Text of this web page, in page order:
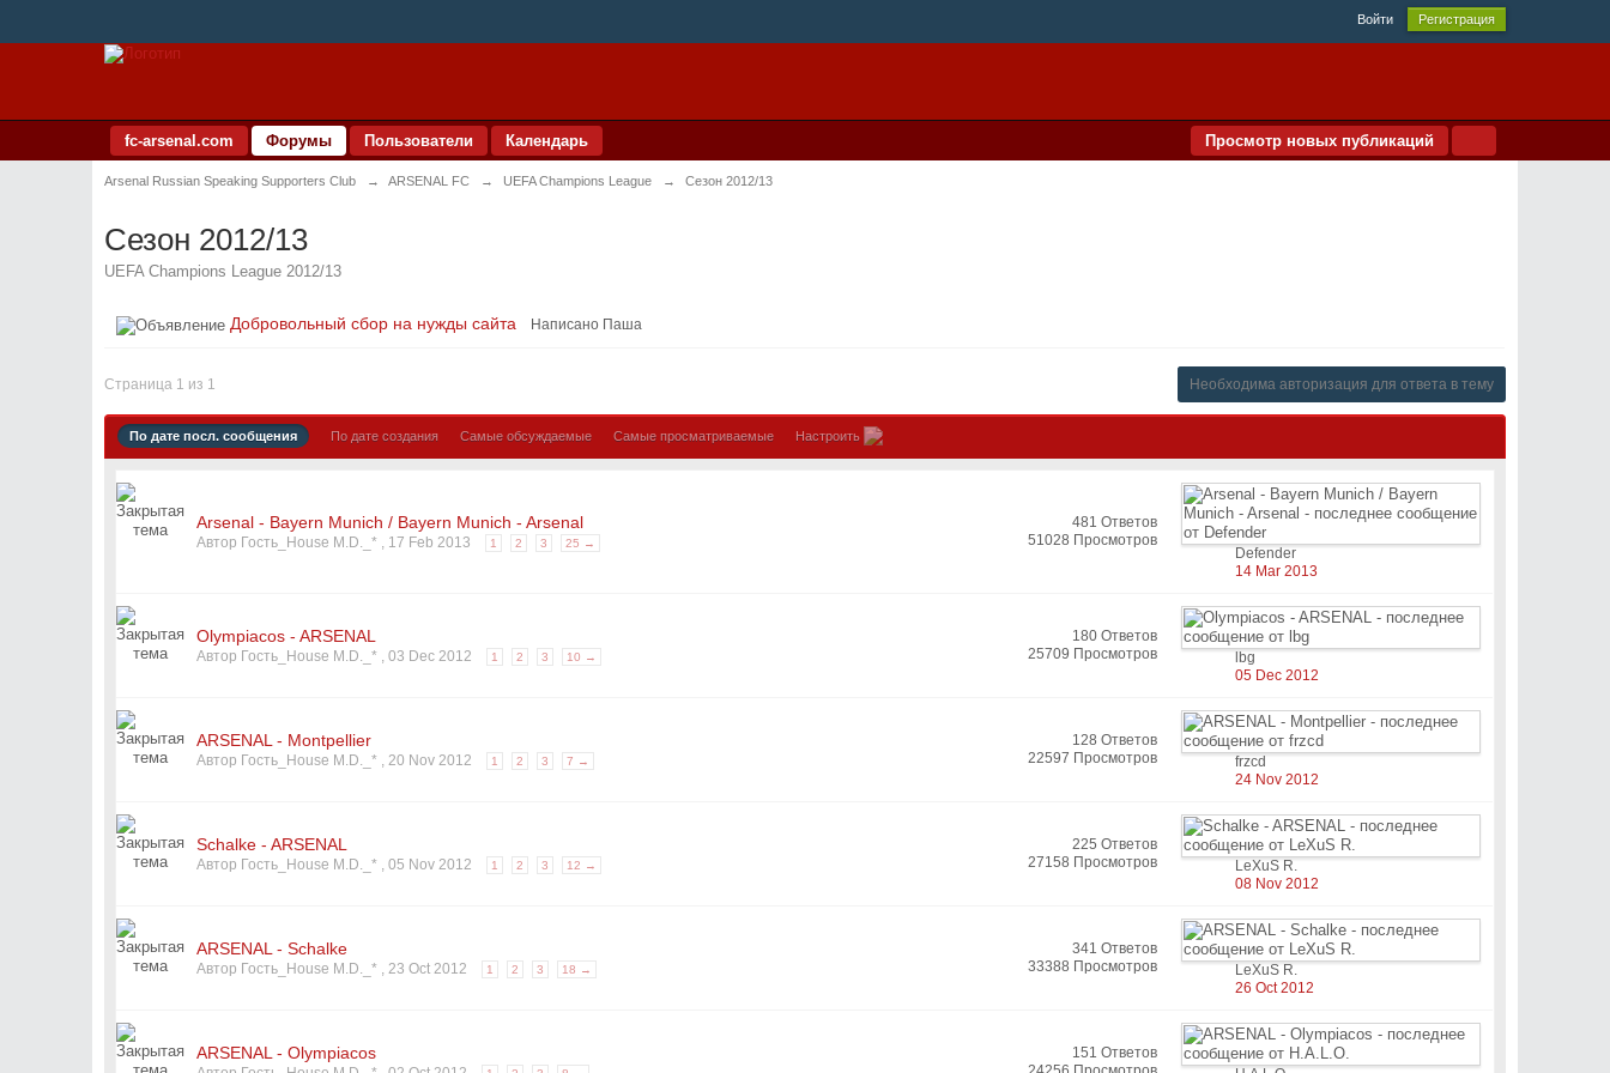
Войти Регистрация
Просмотр новых публикаций
fc-arsenal.com Форумы Пользователи Календарь
Arsenal Russian Speaking Supporters Club → ARSENAL FC → UEFA Champions League → Сезон 2012/13
Сезон 2012/13
UEFA Champions League 2012/13
Добровольный сбор на нужды сайта Написано Паша
Страница 1 из 1 Необходима авторизация для ответа в тему
По дате посл. сообщения По дате создания Самые обсуждаемые Самые просматриваемые Настроить
Arsenal - Bayern Munich / Bayern Munich - Arsenal
Автор Гость_House M.D._* , 17 Feb 2013 1 2 3 25 →
481 Ответов
51028 Просмотров
Defender
14 Mar 2013
Olympiacos - ARSENAL
Автор Гость_House M.D._* ,03 Dec 2012 1 2 3 10 →
180 Ответов
25709 Просмотров
lbg
05 Dec 2012
ARSENAL - Montpellier
Автор Гость_House M.D._* ,20 Nov 2012 1 2 3 7 →
128 Ответов
22597 Просмотров
frzcd
24 Nov 2012
Schalke - ARSENAL
Автор Гость_House M.D._* ,05 Nov 2012 1 2 3 12 →
225 Ответов
27158 Просмотров
LeXuS R.
08 Nov 2012
ARSENAL - Schalke
Автор Гость_House M.D._* ,23 Oct 2012 1 2 3 18 →
341 Ответов
33388 Просмотров
LeXuS R.
26 Oct 2012
ARSENAL - Olympiacos
151 Ответов